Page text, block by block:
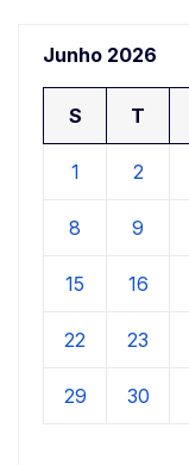
Junho 2026
S T
1 2
8 9
15 16
22 23
29 30